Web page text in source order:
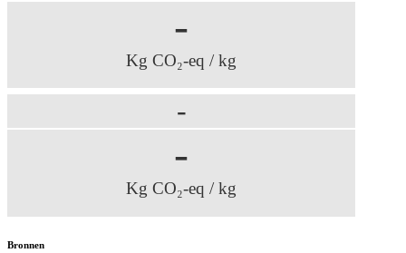
-
Kg CO₂-eq / kg
-
-
Kg CO₂-eq / kg
Bronnen